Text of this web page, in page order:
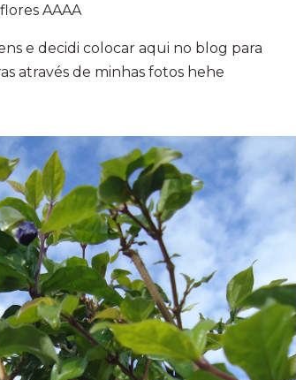
AAAA
e decidi colocar aqui no blog para
através de minhas fotos hehe